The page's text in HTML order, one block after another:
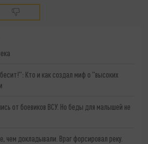
Кто и как создал миф о "высоких
от боевиков ВСУ. Но беды для малышей не
чем докладывали. Враг форсировал реку.